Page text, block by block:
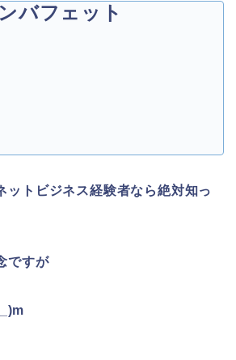
バフェット
トビジネス経験者なら絶対知っ
ですが